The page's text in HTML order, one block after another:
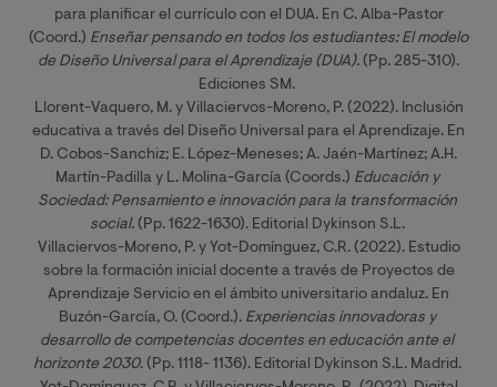
para planificar el currículo con el DUA. En C. Alba-Pastor
(Coord.) Enseñar pensando en todos los estudiantes: El modelo
de Diseño Universal para el Aprendizaje (DUA). (Pp. 285-310).
Ediciones SM.
Llorent-Vaquero, M. y Villaciervos-Moreno, P. (2022). Inclusión
educativa a través del Diseño Universal para el Aprendizaje. En
D. Cobos-Sanchiz; E. López-Meneses; A. Jaén-Martínez; A.H.
Martín-Padilla y L. Molina-García (Coords.) Educación y
Sociedad: Pensamiento e innovación para la transformación
social.(Pp. 1622-1630). Editorial Dykinson S.L.
Villaciervos-Moreno, P. y Yot-Domínguez, C.R. (2022). Estudio
sobre la formación inicial docente a través de Proyectos de
Aprendizaje Servicio en el ámbito universitario andaluz. En
Buzón-García, O. (Coord.). Experiencias innovadoras y
desarrollo de competencias docentes en educación ante el
horizonte 2030. (Pp. 1118- 1136). Editorial Dykinson S.L. Madrid.